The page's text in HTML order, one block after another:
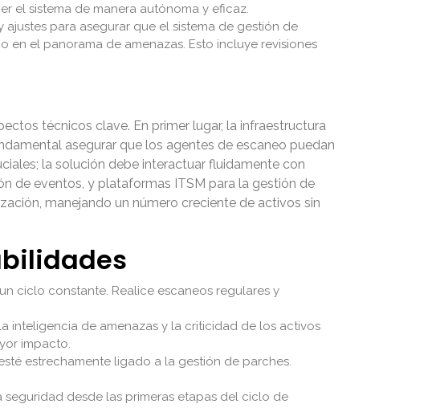
el sistema de manera autónoma y eficaz.
para asegurar que el sistema de gestión de
el panorama de amenazas. Esto incluye revisiones
técnicos clave. En primer lugar, la infraestructura
asegurar que los agentes de escaneo puedan
la solución debe interactuar fluidamente con
de eventos, y plataformas ITSM para la gestión de
manejando un número creciente de activos sin
ciclo constante. Realice escaneos regulares y
inteligencia de amenazas y la criticidad de los activos
impacto.
estrechamente ligado a la gestión de parches.
seguridad desde las primeras etapas del ciclo de